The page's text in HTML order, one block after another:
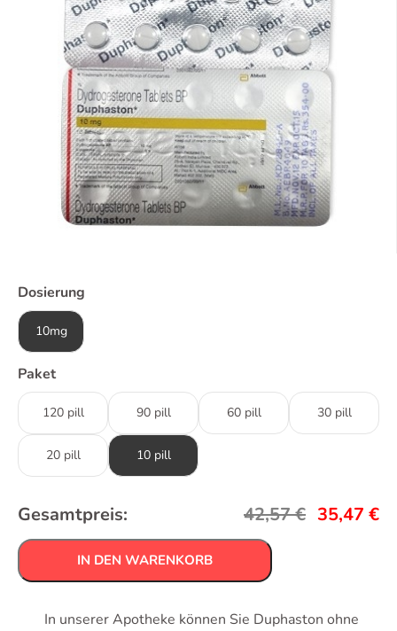
Dosierung
10mg
Paket
120 pill 90 pill 60 pill 30 pill
20 pill 10 pill
Gesamtpreis: 42,57€ 35,47 €
IN DEN WARENKORB
In unserer Apotheke können Sie Duphaston ohne